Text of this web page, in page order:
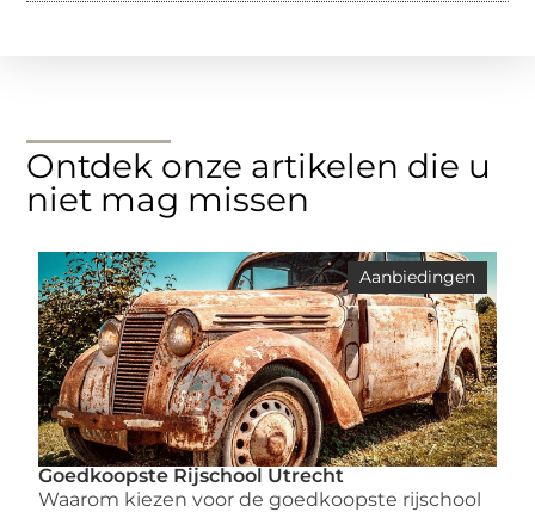
Ontdek onze artikelen die u
niet mag missen
Aanbiedingen
Goedkoopste Rijschool Utrecht
Waarom kiezen voor de goedkoopste rijschool